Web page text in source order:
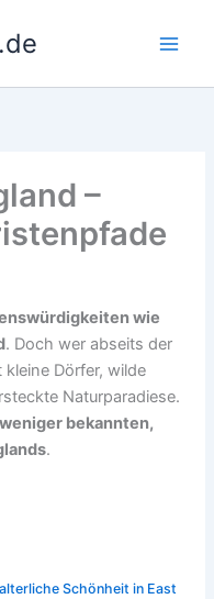
–
wie
. Doch wer abseits der
Dörfer, wilde
Naturparadiese.
weniger bekannten,
.
Schönheit in East